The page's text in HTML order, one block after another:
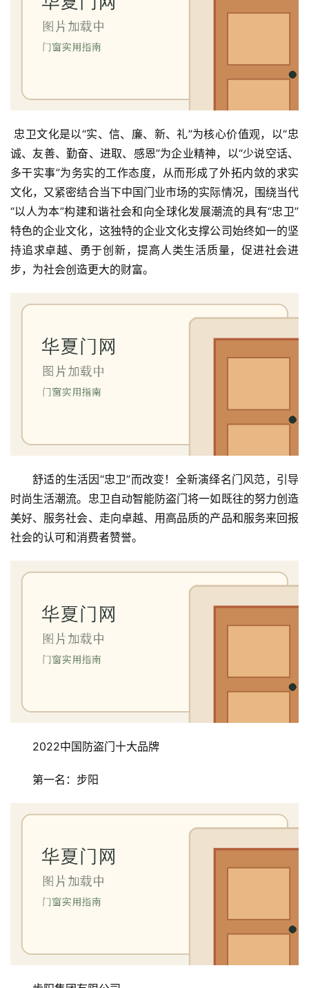
忠卫文化是以“实、信、廉、新、礼”为核心价值观，以“忠
诚、友善、勤奋、进取、感恩”为企业精神，以“少说空话、
多干实事”为务实的工作态度，从而形成了外拓内敛的求实
文化，又紧密结合当下中国门业市场的实际情况，围绕当代
“以人为本”构建和谐社会和向全球化发展潮流的具有“忠卫”
特色的企业文化，这独特的企业文化支撑公司始终如一的坚
持追求卓越、勇于创新，提高人类生活质量，促进社会进
步，为社会创造更大的财富。
舒适的生活因“忠卫”而改变！全新演绎名门风范，引导
时尚生活潮流。忠卫自动智能防盗门将一如既往的努力创造
美好、服务社会、走向卓越、用高品质的产品和服务来回报
社会的认可和消费者赞誉。
2022中国防盗门十大品牌
第一名：步阳